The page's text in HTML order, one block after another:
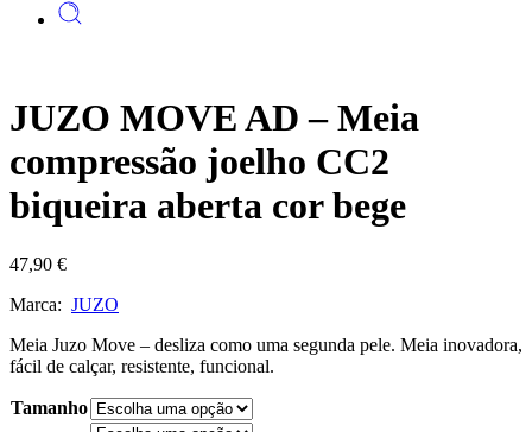
JUZO MOVE AD – Meia
compressão joelho CC2
biqueira aberta cor bege
47,90 €
Marca: JUZO
Meia Juzo Move – desliza como uma segunda pele. Meia inovadora,
fácil de calçar, resistente, funcional.
Tamanho